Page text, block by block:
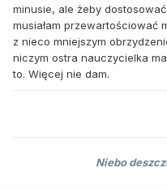
minusie, ale żeby
musiałam przewartościować
z nieco mniejszym
niczym ostra nauczycielka
to. Więcej nie dam.
Niebo